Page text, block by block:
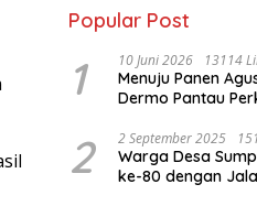
Membatalkan Hak
Popular Post
1 10 Juni 2026 13114
Menuju Panen
Dermo Pantau
2 2 September 2025
Warga Desa
ke-80 dengan